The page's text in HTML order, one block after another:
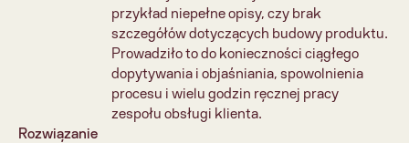
przykład niepełne opisy, czy brak
szczegółów dotyczących budowy produktu.
Prowadziło to do konieczności ciągłego
dopytywania i objaśniania, spowolnienia
procesu i wielu godzin ręcznej pracy
zespołu obsługi klienta.
Rozwiązanie